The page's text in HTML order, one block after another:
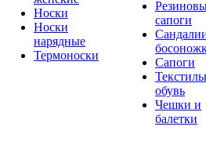
Носки
Носки
нарядные
Термоноски
сапоги
Сапоги
обувь
Чешки и
балетки